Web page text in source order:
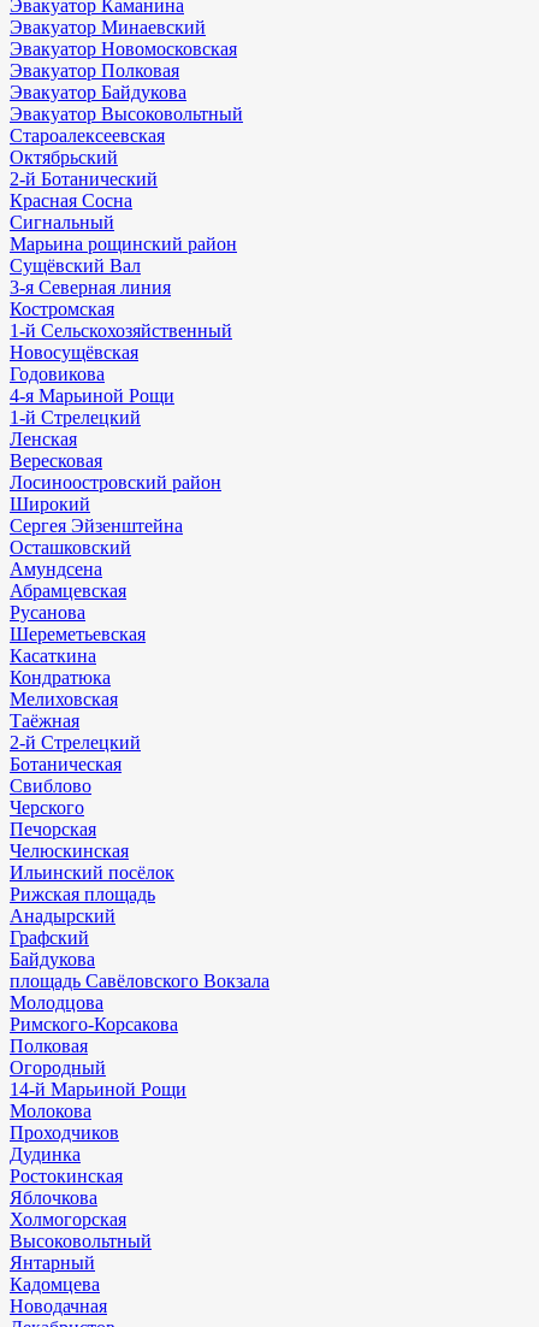
Эвакуатор Каманина
Эвакуатор Минаевский
Эвакуатор Новомосковская
Эвакуатор Полковая
Эвакуатор Байдукова
Эвакуатор Высоковольтный
Староалексеевская
Октябрьский
2-й Ботанический
Красная Сосна
Сигнальный
Марьина рощинский район
Сущёвский Вал
3-я Северная линия
Костромская
1-й Сельскохозяйственный
Новосущёвская
Годовикова
4-я Марьиной Рощи
1-й Стрелецкий
Ленская
Вересковая
Лосиноостровский район
Широкий
Сергея Эйзенштейна
Осташковский
Амундсена
Абрамцевская
Русанова
Шереметьевская
Касаткина
Кондратюка
Мелиховская
Таёжная
2-й Стрелецкий
Ботаническая
Свиблово
Черского
Печорская
Челюскинская
Ильинский посёлок
Рижская площадь
Анадырский
Графский
Байдукова
площадь Савёловского Вокзала
Молодцова
Римского-Корсакова
Полковая
Огородный
14-й Марьиной Рощи
Молокова
Проходчиков
Дудинка
Ростокинская
Яблочкова
Холмогорская
Высоковольтный
Янтарный
Кадомцева
Новодачная